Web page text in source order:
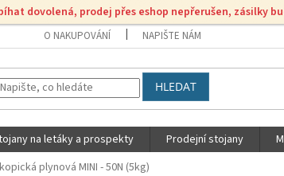
dovolená, prodej přes eshop nepřerušen, zásilky
O NAKUPOVÁNÍ NAPIŠTE NÁM
HLEDAT
na letáky a prospekty Prodejní stojany
plynová MINI - 50N (5kg)